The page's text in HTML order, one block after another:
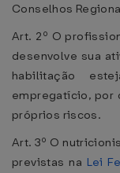
Conselhos
Art. 2º O
desenvolve sua
habilitação
empregatício, por
próprios riscos.
Art. 3º O
previstas na Lei